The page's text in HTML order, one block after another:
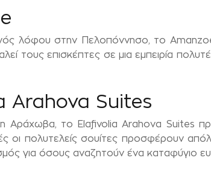
λόφου στην Πελοπόννησο, το Amanzoe
τους επισκέπτες σε μια εμπειρία
Arahova Suites
Αράχωβα, το Elafivolia Arahova Suites
οι πολυτελείς σουίτες προσφέρουν
για όσους αναζητούν ένα καταφύγιο